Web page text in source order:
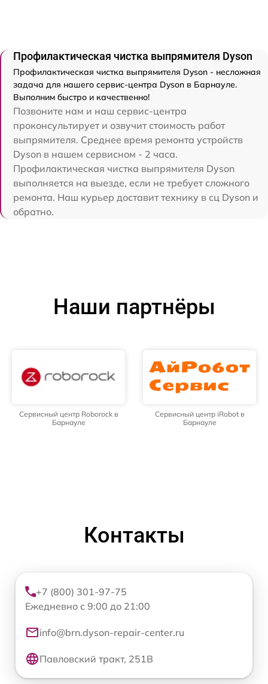
Профилактическая чистка выпрямителя Dyson
Профилактическая чистка выпрямителя Dyson - несложная
задача для нашего сервис-центра Dyson в Барнауле.
Выполним быстро и качественно!
Позвоните нам и наш сервис-центра
проконсультирует и озвучит стоимость работ
выпрямителя. Среднее время ремонта устройств
Dyson в нашем сервисном - 2 часа.
Профилактическая чистка выпрямителя Dyson
выполняется на выезде, если не требует сложного
ремонта. Наш курьер доставит технику в сц Dyson и
обратно.
Наши партнёры
Сервисный центр Roborock в
Барнауле
Сервисный центр iRobot в
Барнауле
Контакты
+7 (800) 301-97-75
Ежедневно с 9:00 до 21:00
info@brn.dyson-repair-center.ru
Павловский тракт, 251В